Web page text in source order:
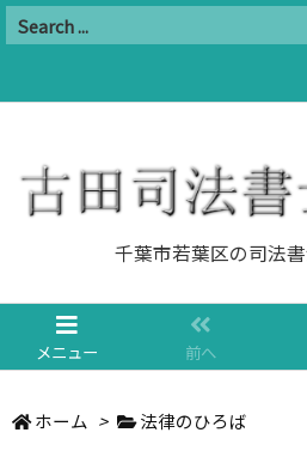
千葉市若葉区の司法
メニュー 前へ
ホーム > 法律のひろば